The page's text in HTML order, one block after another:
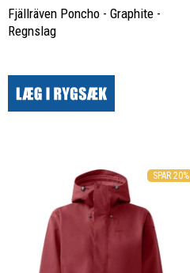
Fjällräven Poncho - Graphite -
Regnslag
SPAR 20%